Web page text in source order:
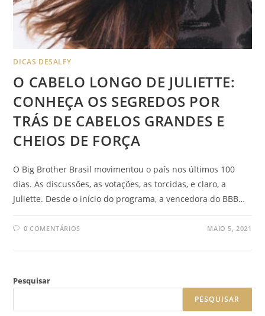
DICAS DESALFY
O CABELO LONGO DE JULIETTE:
CONHEÇA OS SEGREDOS POR
TRÁS DE CABELOS GRANDES E
CHEIOS DE FORÇA
O Big Brother Brasil movimentou o país nos últimos 100
dias. As discussões, as votações, as torcidas, e claro, a
Juliette. Desde o início do programa, a vencedora do BBB…
0 COMENTÁRIOS MAIO 5, 2021
Pesquisar
PESQUISAR